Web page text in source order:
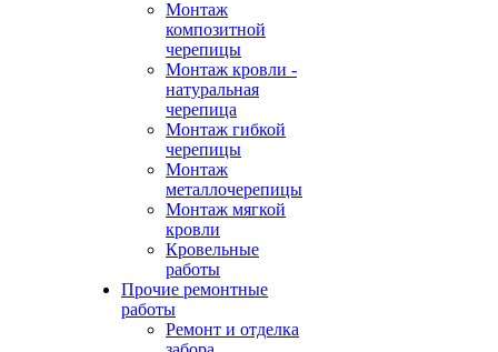
Монтаж
композитной
черепицы
Монтаж кровли -
натуральная
черепица
Монтаж гибкой
черепицы
Монтаж
металлочерепицы
Монтаж мягкой
кровли
Кровельные
работы
Прочие ремонтные
работы
Ремонт и отделка